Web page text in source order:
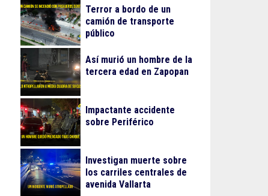
Terror a bordo de un
camión de transporte
público
Así murió un hombre de la
tercera edad en Zapopan
Impactante accidente
sobre Periférico
Investigan muerte sobre
los carriles centrales de
avenida Vallarta